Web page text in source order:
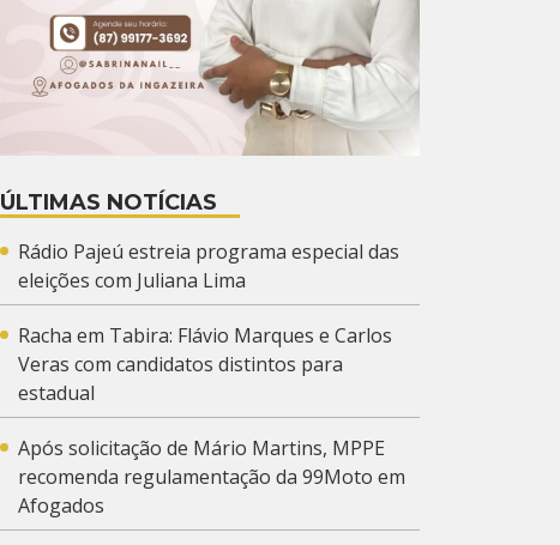
ÚLTIMAS NOTÍCIAS
Rádio Pajeú estreia programa especial das
eleições com Juliana Lima
Racha em Tabira: Flávio Marques e Carlos
Veras com candidatos distintos para
estadual
Após solicitação de Mário Martins, MPPE
recomenda regulamentação da 99Moto em
Afogados